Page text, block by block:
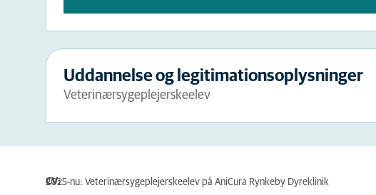
Uddannelse og legitimationsoplysninger
Veterinærsygeplejerskeelev
CV:
2025-nu: Veterinærsygeplejerskeelev på AniCura Rynkeby Dyreklinik